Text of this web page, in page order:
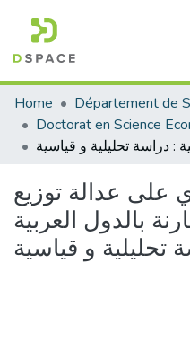
Communities & Collections
All of DSpace
Statistics
Home
على عدالة توزيع
بالدول العربية
تحليلية و قياسية